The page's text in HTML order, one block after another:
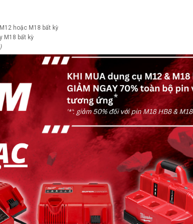
hoặc M18 bất kỳ
M18 bất kỳ